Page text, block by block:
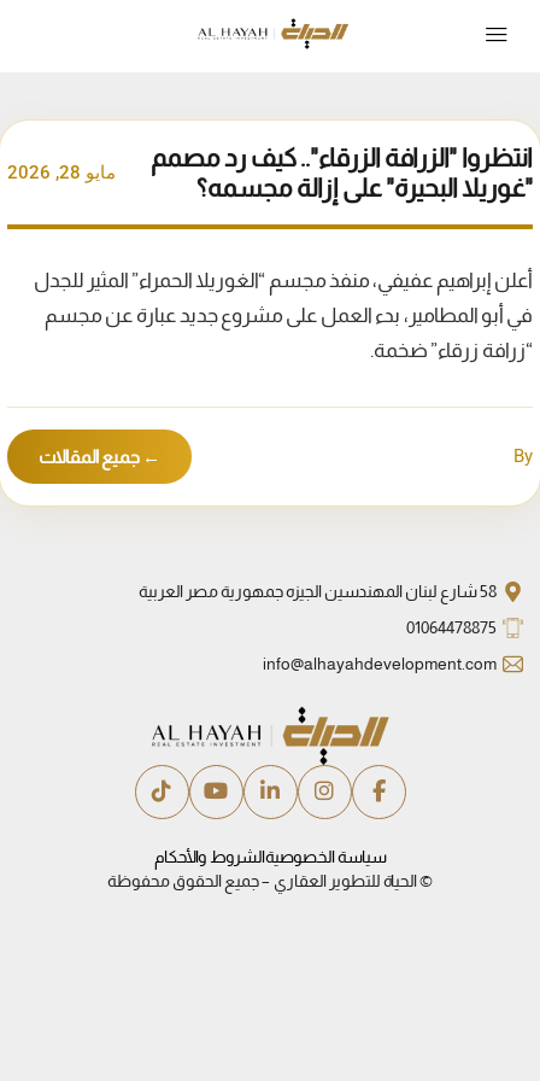
انتظروا "الزرافة الزرقاء".. كيف رد مصمم
"غوريلا البحيرة" على إزالة مجسمه؟
مايو 28, 2026
أعلن إبراهيم عفيفي، منفذ مجسم “الغوريلا الحمراء” المثير للجدل
في أبو المطامير، بدء العمل على مشروع جديد عبارة عن مجسم
“زرافة زرقاء” ضخمة.
By ← جميع المقالات
58 شارع لبنان المهندسين الجيزه جمهورية مصر العربية
01064478875
info@alhayahdevelopment.com
سياسة الخصوصيةالشروط والأحكام
© الحياة للتطوير العقاري – جميع الحقوق محفوظة